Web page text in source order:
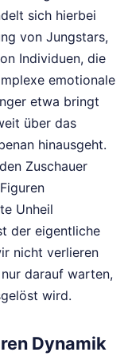
sich hierbei
von Jungstars,
Individuen, die
emotionale
etwa bringt
über das
hinausgeht.
Zuschauer
Unheil
der eigentliche
nicht verlieren
darauf warten,
wird.
Dynamik